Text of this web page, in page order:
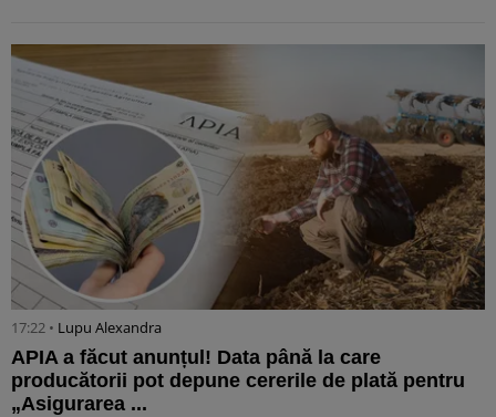
17:22 • Lupu Alexandra
APIA a făcut anunțul! Data până la care
producătorii pot depune cererile de plată pentru
„Asigurarea ...